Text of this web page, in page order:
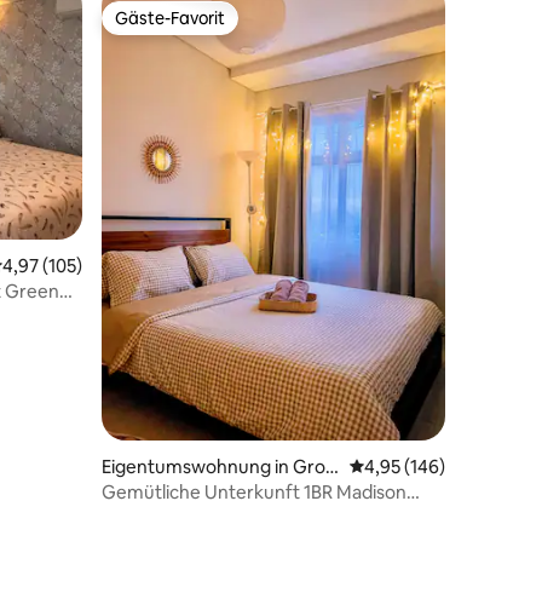
Bewertungen Bewertung: 4,97 von 5, 105 Bewertungen
4,97 (105)
Green
Gäste-Favorit
Gäste-Favorit
Eigentumswohnung in Grog
ol Petamburan
Durchschnittliche
4,95 (146)
Gemütliche Unterkunft 1BR Madison